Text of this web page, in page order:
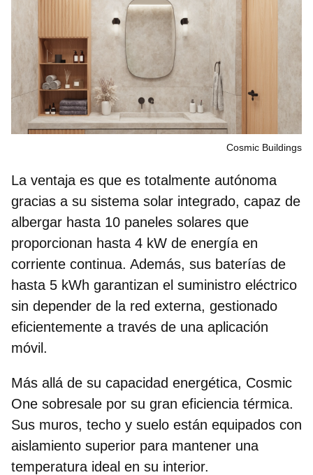
Cosmic Buildings
La ventaja es que es totalmente autónoma
gracias a su sistema solar integrado, capaz de
albergar hasta 10 paneles solares que
proporcionan hasta 4 kW de energía en
corriente continua. Además, sus baterías de
hasta 5 kWh garantizan el suministro eléctrico
sin depender de la red externa, gestionado
eficientemente a través de una aplicación
móvil.
Más allá de su capacidad energética, Cosmic
One sobresale por su gran eficiencia térmica.
Sus muros, techo y suelo están equipados con
aislamiento superior para mantener una
temperatura ideal en su interior.